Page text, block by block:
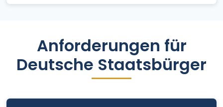
Anforderungen für
Deutsche Staatsbürger